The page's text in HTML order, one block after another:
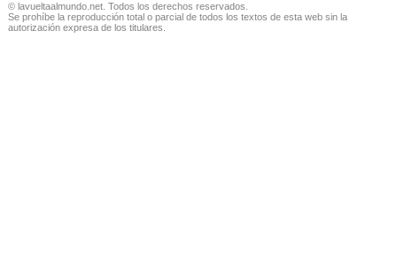
© lavueltaalmundo.net. Todos los derechos reservados.
Se prohíbe la reproducción total o parcial de todos los textos de esta web sin la
autorización expresa de los titulares.